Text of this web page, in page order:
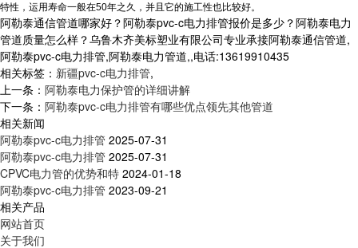
特性，运用寿命一般在50年之久，并且它的施工性也比较好。
阿勒泰通信管道哪家好？阿勒泰pvc-c电力排管报价是多少？阿勒泰电力
管道质量怎么样？乌鲁木齐美标塑业有限公司专业承接阿勒泰通信管道,
阿勒泰pvc-c电力排管,阿勒泰电力管道,,电话:13619910435
相关标签： 新疆pvc-c电力排管,
上一条： 阿勒泰电力保护管的详细讲解
下一条： 阿勒泰pvc-c电力排管有哪些优点领先其他管道
相关新闻
阿勒泰pvc-c电力排管 2025-07-31
阿勒泰pvc-c电力排管 2025-07-31
CPVC电力管的优势和特 2024-01-18
阿勒泰pvc-c电力排管 2023-09-21
相关产品
网站首页
关于我们